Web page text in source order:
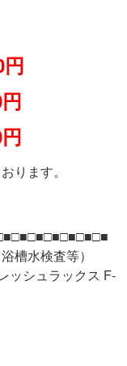
ります。
槽水検査等）
ッシュラックス F-